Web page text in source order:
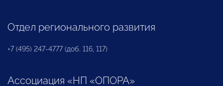
Отдел регионального развития
+7 (495) 247-4777 (доб. 116, 117)
Ассоциация «НП «ОПОРА»